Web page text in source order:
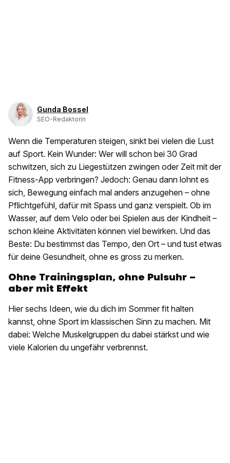
Gunda Bossel
SEO-Redaktorin
Wenn die Temperaturen steigen, sinkt bei vielen die Lust
auf Sport. Kein Wunder: Wer will schon bei 30 Grad
schwitzen, sich zu Liegestützen zwingen oder Zeit mit der
Fitness-App verbringen? Jedoch: Genau dann lohnt es
sich, Bewegung einfach mal anders anzugehen – ohne
Pflichtgefühl, dafür mit Spass und ganz verspielt. Ob im
Wasser, auf dem Velo oder bei Spielen aus der Kindheit –
schon kleine Aktivitäten können viel bewirken. Und das
Beste: Du bestimmst das Tempo, den Ort – und tust etwas
für deine Gesundheit, ohne es gross zu merken.
Ohne Trainingsplan, ohne Pulsuhr –
aber mit Effekt
Hier sechs Ideen, wie du dich im Sommer fit halten
kannst, ohne Sport im klassischen Sinn zu machen. Mit
dabei: Welche Muskelgruppen du dabei stärkst und wie
viele Kalorien du ungefähr verbrennst.